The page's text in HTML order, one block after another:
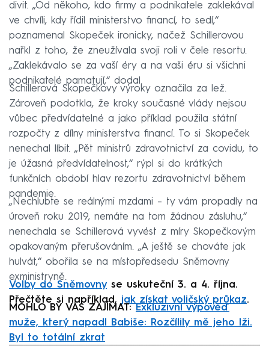
divit. „Od někoho, kdo firmy a podnikatele zaklekával
ve chvíli, kdy řídil ministerstvo financí, to sedí,“
poznamenal Skopeček ironicky, načež Schillerovou
nařkl z toho, že zneužívala svoji roli v čele resortu.
„Zaklekávalo se za vaší éry a na vaši éru si všichni
podnikatelé pamatují,“ dodal.
Schillerová Skopečkovy výroky označila za lež.
Zároveň podotkla, že kroky současné vlády nejsou
vůbec předvídatelné a jako příklad použila státní
rozpočty z dílny ministerstva financí. To si Skopeček
nenechal líbit. „Pět ministrů zdravotnictví za covidu, to
je úžasná předvídatelnost,“ rýpl si do krátkých
funkčních období hlav rezortu zdravotnictví během
pandemie.
„Nechlubte se reálnými mzdami – ty vám propadly na
úroveň roku 2019, nemáte na tom žádnou zásluhu,“
nenechala se Schillerová vyvést z míry Skopečkovým
opakovaným přerušováním. „A ještě se chováte jak
hulvát,“ obořila se na místopředsedu Sněmovny
exministryně.
Volby do Sněmovnyse uskuteční 3. a 4. října.
Přečtěte si například, jak získat voličský průkaz.
MOHLO BY VÁS ZAJÍMAT:
Exkluzivní výpověď
muže, který napadl Babiše: Rozčílily mě jeho lži.
Byl to totální zkrat